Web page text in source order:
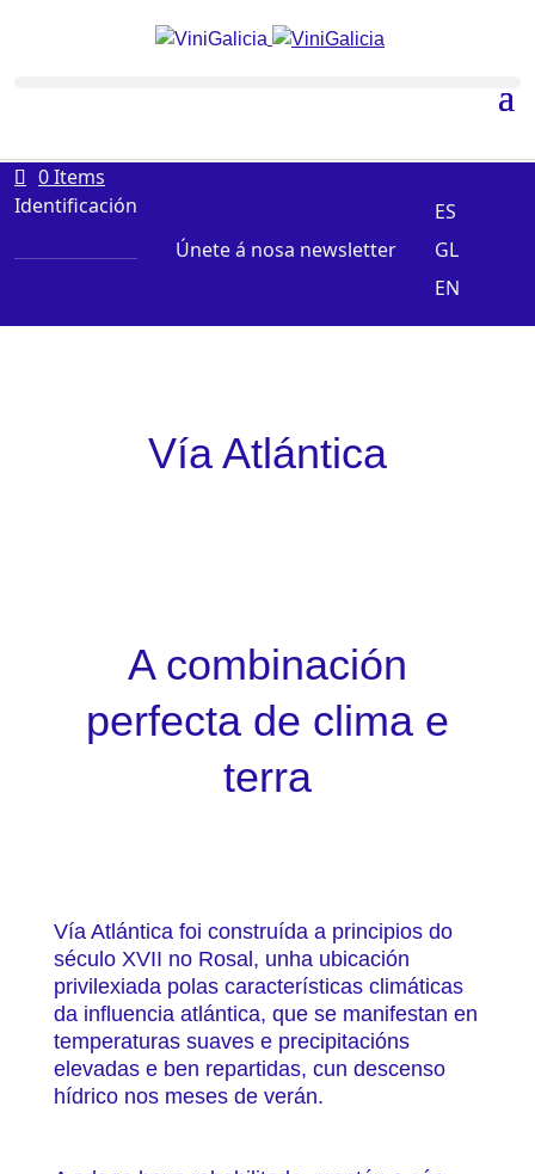
0 Items
Identificación
Únete á nosa newsletter
ES
GL
EN
Vía Atlántica
A combinación
perfecta de clima e
terra
Vía Atlántica foi construída a principios do
século XVII no Rosal, unha ubicación
privilexiada polas características climáticas
da influencia atlántica, que se manifestan en
temperaturas suaves e precipitacións
elevadas e ben repartidas, cun descenso
hídrico nos meses de verán.